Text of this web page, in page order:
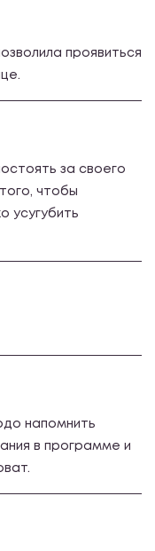
проявиться
за своего
чтобы
усугубить
напомнить
в программе и